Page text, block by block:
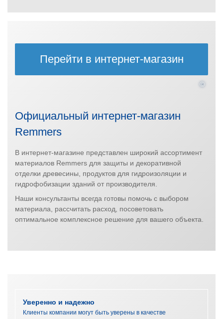
Перейти в интернет-магазин
©
Официальный интернет-магазин
Remmers
В интернет-магазине представлен широкий ассортимент
материалов Remmers для защиты и декоративной
отделки древесины, продуктов для гидроизоляции и
гидрофобизации зданий от производителя.
Наши консультанты всегда готовы помочь с выбором
материала, рассчитать расход, посоветовать
оптимальное комплексное решение для вашего объекта.
Уверенно и надежно
Клиенты компании могут быть уверены в качестве